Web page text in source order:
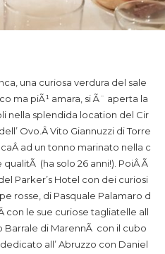
una curiosa verdura del sale
ma piÃ¹ amara, si Ã¨ aperta la
nella splendida location del Cir
Ovo. Â Vito Giannuzzi di Torre
ad un tonno marinato nella c
(ha solo 26 anni!). PoiÂ Ã
Parker’s Hotel con dei curiosi
rosse, di Pasquale Palamaro d
con le sue curiose tagliatelle all
Barrale di MarennÃ con il cubo
all’ Abruzzo con Daniel